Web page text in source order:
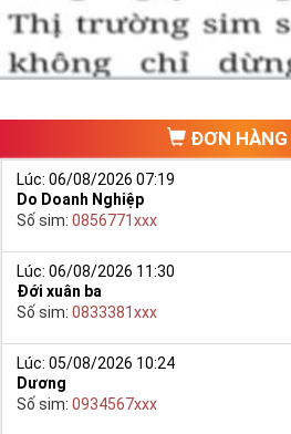
- Cách nhanh nhất để chọn mua được
trang chủ của Sim Tiền Giang, chọn mục
trang chủ. Đây là danh sách sim được
Ngoài ra quý khách chưa ưng ý về Sim
khảo thêm Sim Vinaphone,Sim Gmobile,
ĐƠN
Lúc: 06/08/2026 07:19
Do Doanh Nghiệp
Số sim: 0856771xxx
Lúc: 06/08/2026 11:30
Đới xuân ba
Số sim: 0833381xxx
Lúc: 05/08/2026 10:24
Dương
Số sim: 0934567xxx